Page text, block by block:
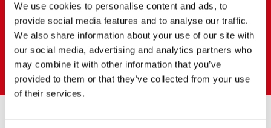
We use cookies to personalise content and ads, to
provide social media features and to analyse our traffic.
We also share information about your use of our site with
our social media, advertising and analytics partners who
may combine it with other information that you’ve
provided to them or that they’ve collected from your use
of their services.
91 668 63 40
687472823
boadilla@cerratoalquiler.es
Pol. Ind. PRADO DEL ESPINO
28660 BOADILLA DEL MONTE (Madrid)